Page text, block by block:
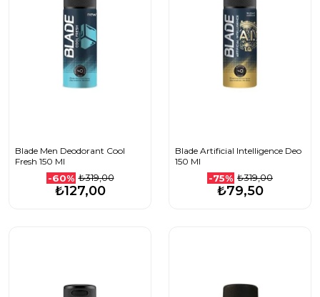
Blade Men Deodorant Cool
Fresh 150 Ml
-60% ₺319,00
₺127,00
Blade Artificial Intelligence Deo
150 Ml
-75% ₺319,00
₺79,50